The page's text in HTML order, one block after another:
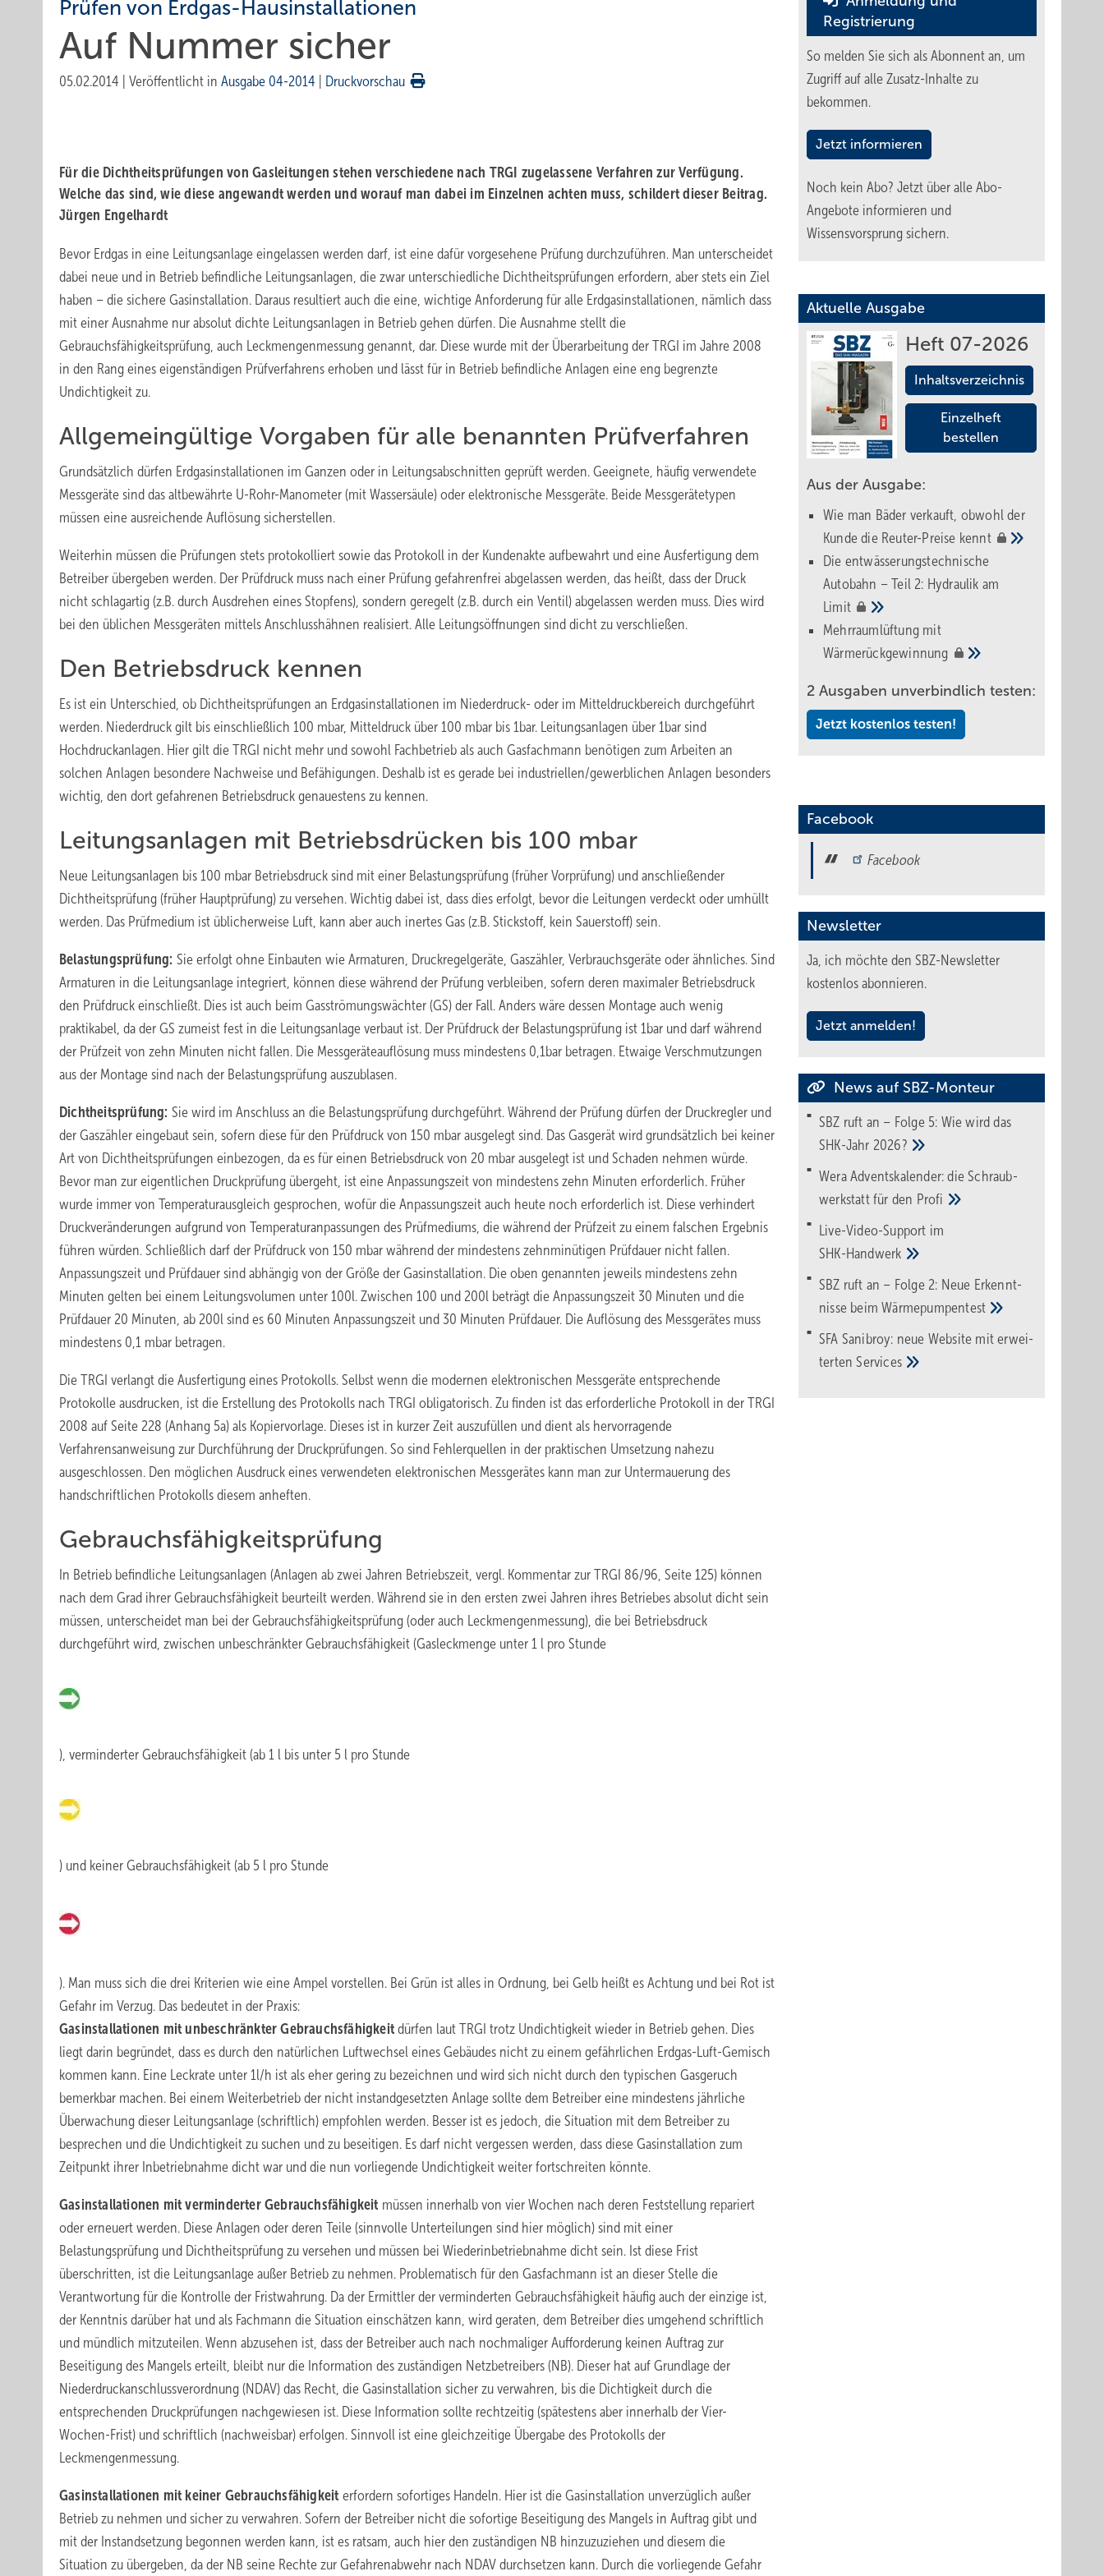
Prüfen von Erdgas-Hausinstallationen
Auf Nummer sicher
05.02.2014 Veröffentlicht in Ausgabe 04-2014 Druckvorschau
Für die Dichtheitsprüfungen von Gasleitungen stehen verschiedene nach TRGI zugelassene Verfahren zur Verfügung.
Welche das sind, wie diese angewandt werden und worauf man dabei im Einzelnen achten muss, schildert dieser Beitrag.
Jürgen Engelhardt
Bevor Erdgas in eine Leitungsanlage eingelassen werden darf, ist eine dafür vorgesehene Prüfung durchzuführen. Man unterscheidet
dabei neue und in Betrieb befindliche Leitungsanlagen, die zwar unterschiedliche Dichtheitsprüfungen erfordern, aber stets ein Ziel
haben – die sichere Gasinstallation. Daraus resultiert auch die eine, wichtige Anforderung für alle Erdgasinstallationen, nämlich dass
mit einer Ausnahme nur absolut dichte Leitungsanlagen in ­Betrieb gehen dürfen. Die Ausnahme stellt die
Gebrauchsfähigkeitsprüfung, auch Leckmengenmessung genannt, dar. Diese wurde mit der Überarbeitung der TRGI im Jahre 2008
in den Rang eines eigenständigen Prüfverfahrens erhoben und lässt für in Betrieb befindliche Anlagen eine eng begrenzte
Undichtigkeit zu.
Allgemeingültige Vorgaben für alle benannten Prüfverfahren
Grundsätzlich dürfen Erdgasinstallationen im Ganzen oder in Leitungsabschnitten geprüft werden. Geeignete, häufig verwendete
Messgeräte sind das altbewährte U-Rohr-Manometer (mit Wassersäule) oder elektronische Messgeräte. Beide Messgerätetypen
müssen eine ausreichende Auflösung sicherstellen.
Weiterhin müssen die Prüfungen stets protokolliert sowie das Protokoll in der Kundenakte aufbewahrt und eine Ausfertigung dem
Betreiber übergeben werden. Der Prüfdruck muss nach einer Prüfung gefahrenfrei abgelassen werden, das heißt, dass der Druck
nicht schlagartig (z.B. durch Ausdrehen eines Stopfens), sondern geregelt (z.B. durch ein Ventil) abgelassen werden muss. Dies wird
bei den üblichen Messgeräten mittels Anschlusshähnen realisiert. Alle Leitungsöffnungen sind dicht zu verschließen.
Den Betriebsdruck kennen
Es ist ein Unterschied, ob Dichtheitsprüfungen an Erdgasinstallationen im Niederdruck- oder im Mitteldruckbereich durchgeführt
werden. Niederdruck gilt bis einschließlich 100 mbar, Mitteldruck über 100 mbar bis 1bar. Leitungsanlagen über 1bar sind
Hochdruckanlagen. Hier gilt die TRGI nicht mehr und sowohl Fachbetrieb als auch Gasfachmann benötigen zum Arbeiten an
solchen Anlagen besondere Nachweise und Befähigungen. Deshalb ist es gerade bei industriellen/gewerblichen Anlagen besonders
wichtig, den dort gefahrenen Betriebsdruck genauestens zu kennen.
Leitungsanlagen mit ­Betriebsdrücken bis 100 mbar
Neue Leitungsanlagen bis 100 mbar Betriebsdruck sind mit einer Belastungsprüfung (früher Vorprüfung) und anschließender
Dichtheitsprüfung (früher Hauptprüfung) zu versehen. Wichtig dabei ist, dass dies erfolgt, bevor die Leitungen verdeckt oder umhüllt
werden. Das Prüfmedium ist üblicherweise Luft, kann aber auch inertes Gas (z.B. Stickstoff, kein Sauerstoff) sein.
Belastungsprüfung: Sie erfolgt ohne Einbauten wie Armaturen, Druckregelgeräte, Gaszähler, Verbrauchsgeräte oder ähnliches. Sind
Armaturen in die Leitungsanlage integriert, können diese während der Prüfung verbleiben, sofern deren maximaler Betriebsdruck
den Prüfdruck einschließt. Dies ist auch beim Gasströmungswächter (GS) der Fall. Anders wäre dessen Montage auch wenig
praktikabel, da der GS zumeist fest in die Leitungsanlage verbaut ist. Der Prüfdruck der Belastungsprüfung ist 1bar und darf während
der Prüfzeit von zehn Minuten nicht fallen. Die Messgeräteauflösung muss mindestens 0,1bar betragen. Etwaige Verschmutzungen
aus der Montage sind nach der Belastungsprüfung auszublasen.
Dichtheitsprüfung: Sie wird im Anschluss an die Belastungsprüfung durchgeführt. Während der Prüfung dürfen der Druckregler und
der Gaszähler eingebaut sein, sofern diese für den Prüfdruck von 150 mbar ausgelegt sind. Das Gasgerät wird grundsätzlich bei keiner
Art von Dichtheitsprüfungen einbezogen, da es für einen Betriebsdruck von 20 mbar ausgelegt ist und Schaden nehmen würde.
Bevor man zur eigentlichen Druckprüfung übergeht, ist eine Anpassungszeit von mindestens zehn Minuten erforderlich. Früher
wurde immer von Temperaturausgleich gesprochen, wofür die Anpassungszeit auch heute noch erforderlich ist. Diese verhindert
Druckveränderungen aufgrund von Temperaturanpassungen des Prüfmediums, die während der Prüfzeit zu einem falschen Ergebnis
führen würden. Schließlich darf der Prüfdruck von 150 mbar während der mindestens zehnminütigen Prüfdauer nicht fallen.
Anpassungszeit und Prüfdauer sind abhängig von der Größe der Gasinstallation. Die oben genannten jeweils mindestens zehn
Minuten gelten bei einem Leitungsvolumen unter 100l. Zwischen 100 und 200l beträgt die Anpassungszeit 30 Minuten und die
Prüfdauer 20 Minuten, ab 200l sind es 60 Minuten Anpassungszeit und 30 Minuten Prüfdauer. Die Auflösung des Messgerätes muss
mindestens 0,1 mbar betragen.
Die TRGI verlangt die Ausfertigung eines Protokolls. Selbst wenn die modernen elek­tronischen Messgeräte entsprechende
Protokolle ausdrucken, ist die Erstellung des Protokolls nach TRGI obligatorisch. Zu finden ist das erforderliche Protokoll in der TRGI
2008 auf Seite 228 (Anhang 5a) als Kopiervorlage. Dieses ist in kurzer Zeit auszufüllen und dient als hervorragende
Verfahrensanweisung zur Durchführung der Druckprüfungen. So sind Fehlerquellen in der praktischen Umsetzung nahezu
ausgeschlossen. Den möglichen Ausdruck eines verwendeten elektronischen Messgerätes kann man zur Untermauerung des
handschriftlichen Protokolls diesem anheften.
Gebrauchsfähigkeitsprüfung
In Betrieb befindliche Leitungsanlagen (Anlagen ab zwei Jahren Betriebszeit, vergl. Kommentar zur TRGI 86/96, Seite 125) können
nach dem Grad ihrer Gebrauchsfähigkeit beurteilt werden. Während sie in den ersten zwei Jahren ihres Betriebes absolut dicht sein
müssen, unterscheidet man bei der Gebrauchsfähigkeitsprüfung (oder auch Leckmengenmessung), die bei Betriebsdruck
durchgeführt wird, zwischen unbeschränkter Gebrauchsfähigkeit (Gasleckmenge unter 1 l pro Stunde
), verminderter Gebrauchsfähigkeit (ab 1 l bis unter 5 l pro Stunde
) und keiner Gebrauchsfähigkeit (ab 5 l pro Stunde
). Man muss sich die drei Kriterien wie eine Ampel vorstellen. Bei Grün ist alles in Ordnung, bei Gelb heißt es Achtung und bei Rot ist
Gefahr im Verzug. Das bedeutet in der Praxis:
Gasinstallationen mit unbeschränkter Gebrauchsfähigkeitdürfen laut TRGI trotz Undichtigkeit wieder in Betrieb gehen. Dies
liegt darin begründet, dass es durch den natürlichen Luftwechsel eines Gebäudes nicht zu einem gefährlichen Erdgas-Luft-Gemisch
kommen kann. Eine Leckrate unter 1l/h ist als eher gering zu bezeichnen und wird sich nicht durch den typischen Gasgeruch
bemerkbar machen. Bei einem Weiterbetrieb der nicht instandgesetzten Anlage sollte dem Betreiber eine mindestens jährliche
Überwachung dieser Leitungsanlage (schriftlich) empfohlen werden. Besser ist es jedoch, die Situation mit dem Betreiber zu
besprechen und die Undichtigkeit zu suchen und zu beseitigen. Es darf nicht vergessen werden, dass diese Gasinstallation zum
Zeitpunkt ihrer Inbetriebnahme dicht war und die nun vorliegende Undichtigkeit weiter fortschreiten könnte.
Gasinstallationen mit verminderter Gebrauchsfähigkeit müssen innerhalb von vier Wochen nach deren Feststellung repariert
oder erneuert werden. Diese Anlagen oder deren Teile (sinnvolle Unterteilungen sind hier möglich) sind mit einer
Belastungsprüfung und Dichtheitsprüfung zu versehen und müssen bei Wiederinbetriebnahme dicht sein. Ist diese Frist
überschritten, ist die Leitungsanlage außer Betrieb zu nehmen. Problematisch für den Gasfachmann ist an dieser Stelle die
Verantwortung für die Kontrolle der Fristwahrung. Da der Ermittler der verminderten Gebrauchsfähigkeit häufig auch der einzige ist,
der Kenntnis darüber hat und als Fachmann die Situation einschätzen kann, wird geraten, dem Betreiber dies umgehend schriftlich
und mündlich mitzuteilen. Wenn abzusehen ist, dass der Betreiber auch nach nochmaliger Aufforderung keinen Auftrag zur
Beseitigung des Mangels erteilt, bleibt nur die Information des zuständigen Netzbetreibers (NB). Dieser hat auf Grundlage der
Niederdruckanschlussverordnung (NDAV) das Recht, die Gasinstallation sicher zu verwahren, bis die Dichtigkeit durch die
entsprechenden Druckprüfungen nachgewiesen ist. Diese Information sollte rechtzeitig (spätestens aber innerhalb der Vier-
Wochen-Frist) und schriftlich (nachweisbar) erfolgen. Sinnvoll ist eine gleichzeitige Übergabe des Protokolls der
Leckmengenmessung.
Gasinstallationen mit keiner Gebrauchsfähigkeit erfordern sofortiges Handeln. Hier ist die Gasinstallation unverzüglich außer
Betrieb zu nehmen und sicher zu verwahren. Sofern der Betreiber nicht die sofortige Beseitigung des Mangels in Auftrag gibt und
mit der Instandsetzung begonnen werden kann, ist es ratsam, auch hier den zuständigen NB hinzuzuziehen und diesem die
Situation zu übergeben, da der NB seine Rechte zur Gefahrenabwehr nach NDAV durchsetzen kann. Durch die vorliegende Gefahr
Registrierung
So melden Sie sich als Abonnent an, um
Zugriff auf alle Zusatz-Inhalte zu
bekommen.
Jetzt informieren
Noch kein Abo? Jetzt über alle Abo-
Angebote informieren und
Wissensvorsprung sichern.
Aktuelle Ausgabe
Heft 07-2026
Inhaltsverzeichnis
Einzelheft
bestellen
Aus der Ausgabe:
Wie man Bäder verkauft, obwohl der
Kunde die Reuter-Preise kennt
Die entwässerungstechnische
Autobahn – Teil 2: Hydraulik am
Limit
Mehrraumlüftung mit
Wärmerückgewinnung
2 Ausgaben unverbindlich testen:
Jetzt kostenlos testen!
Facebook
Facebook
Newsletter
Ja, ich möchte den SBZ-Newsletter
kostenlos abonnieren.
Jetzt anmelden!
News auf SBZ-Monteur
SBZ ruft an – Folge 5: Wie wird das
SHK-Jahr 2026?
Wera Adventskalender: die Schraub­
werk­statt für den Pro­fi
Live-Video-Support im
SHK-Handwerk
SBZ ruft an – Folge 2: Neue Erkennt­
nisse beimWärme­pumpen­test
SFA Sanibroy: neue Web­site mit erwei­
tertenServices